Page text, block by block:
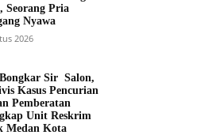
Seorang Pria
Nyawa
2026
Sir Salon,
Kasus Pencurian
Pemberatan
Unit Reskrim
Medan Kota